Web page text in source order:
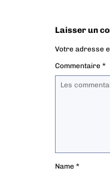
Laisser un
Votre adresse
Commentaire *
Name *